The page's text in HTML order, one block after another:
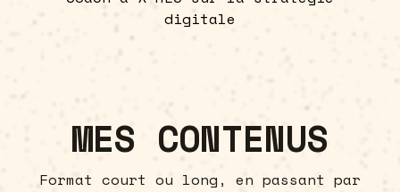
digitale
MES CONTENUS
Format court ou long, en passant par